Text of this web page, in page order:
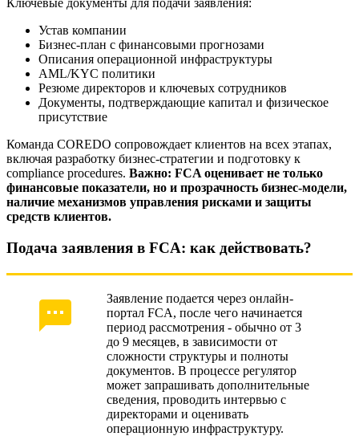
Ключевые документы для подачи заявления:
Устав компании
Бизнес-план с финансовыми прогнозами
Описания операционной инфраструктуры
AML/KYC политики
Резюме директоров и ключевых сотрудников
Документы, подтверждающие капитал и физическое
присутствие
Команда COREDO сопровождает клиентов на всех этапах,
включая разработку бизнес-стратегии и подготовку к
compliance procedures. Важно: FCA оценивает не только
финансовые показатели, но и прозрачность бизнес-модели,
наличие механизмов управления рисками и защиты
средств клиентов.
Подача заявления в FCA: как действовать?
Заявление подается через онлайн-
портал FCA, после чего начинается
период рассмотрения - обычно от 3
до 9 месяцев, в зависимости от
сложности структуры и полноты
документов. В процессе регулятор
может запрашивать дополнительные
сведения, проводить интервью с
директорами и оценивать
операционную инфраструктуру.